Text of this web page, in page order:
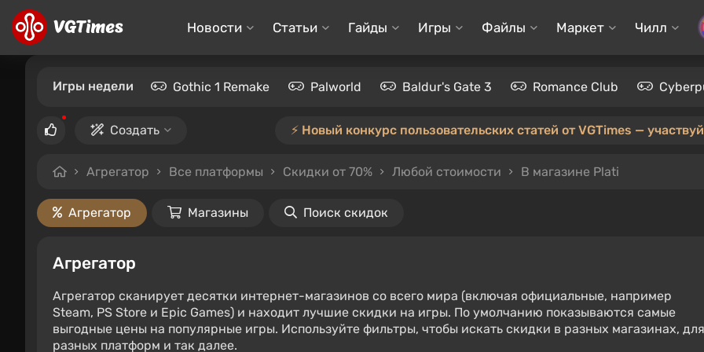
Новости Статьи Гайды Игры Файлы Маркет Чилл
Игры недели Gothic 1 Remake Palworld Baldur's Gate 3 Romance Club
Создать ⚡️ Новый конкурс пользовательских статей от VGTimes —
Агрегатор Все платформы Скидки от 70% Любой стоимости В магазине Plati
Агрегатор Магазины Поиск скидок
Агрегатор
Агрегатор сканирует десятки интернет-магазинов со всего мира (включая официальные, например
Steam, PS Store и Epic Games) и находит лучшие скидки на игры. По умолчанию показываются самые
выгодные цены на популярные игры. Используйте фильтры, чтобы искать скидки в разных магазинах, для
разных платформ и так далее.